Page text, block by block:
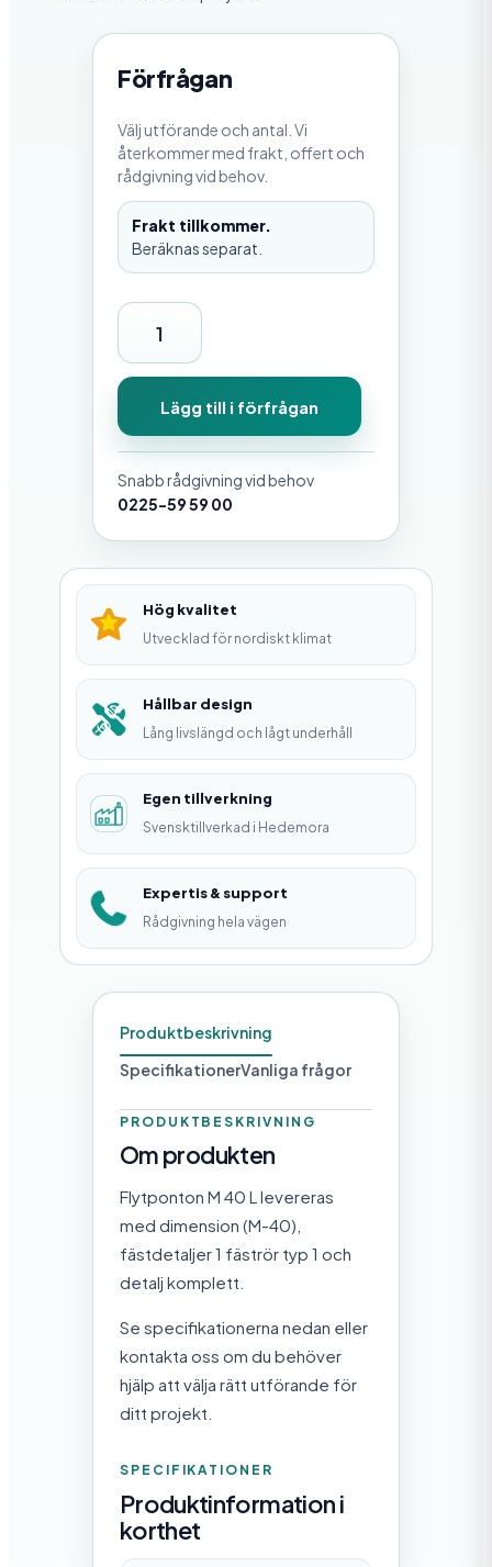
Förfrågan
Välj utförande och antal. Vi
återkommer med frakt, offert och
rådgivning vid behov.
Frakt tillkommer.
Beräknas separat.
F
l
y
t
p
o
t
n
M
4
0
L
m
g
d
Lägg till i förfrågan
Snabb rådgivning vid behov
0225-59 59 00
Hög kvalitet
Utvecklad för nordiskt klimat
Hållbar design
Lång livslängd och lågt underhåll
Egen tillverkning
Svensktillverkad i Hedemora
Expertis & support
Rådgivning hela vägen
Produktbeskrivning
SpecifikationerVanliga frågor
PRODUKTBESKRIVNING
Om produkten
Flytponton M 40 L levereras
med dimension (M-40),
fästdetaljer 1 fäströr typ 1 och
detalj komplett.
Se specifikationerna nedan eller
kontakta oss om du behöver
hjälp att välja rätt utförande för
ditt projekt.
SPECIFIKATIONER
Produktinformation i
korthet